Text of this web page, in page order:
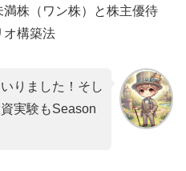
株（ワン株）と株主優待
オ構築法
りました！そし
実験もSeason